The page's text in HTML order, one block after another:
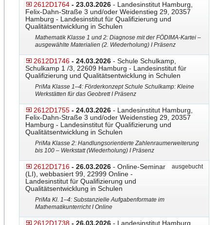
2612D1764 - 23.03.2026 - Landesinstitut Hamburg,
Felix-Dahn-Straße 3 und/oder Weidenstieg 29, 20357
Hamburg - Landesinstitut für Qualifizierung und
Qualitätsentwicklung in Schulen
Mathematik Klasse 1 und 2: Diagnose mit der FÖDIMA-Kartei –
ausgewählte Materialien (2. Wiederholung) I Präsenz
2612D1746 - 24.03.2026 - Schule Schulkamp,
Schulkamp 1 /3, 22609 Hamburg - Landesinstitut für
Qualifizierung und Qualitätsentwicklung in Schulen
PriMa Klasse 1–4: Förderkonzept Schule Schulkamp: Kleine
Werkstätten für das Geobrett I Präsenz
2612D1755 - 24.03.2026 - Landesinstitut Hamburg,
Felix-Dahn-Straße 3 und/oder Weidenstieg 29, 20357
Hamburg - Landesinstitut für Qualifizierung und
Qualitätsentwicklung in Schulen
PriMa Klasse 2: Handlungsorientierte Zahlenraumerweiterung
bis 100 – Werkstatt (Wiederholung) I Präsenz
2612D1716 - 26.03.2026 - Online-Seminar
(LI), webbasiert 99, 22999 Online -
Landesinstitut für Qualifizierung und
Qualitätsentwicklung in Schulen
ausgebucht
PriMa Kl. 1–4: Substanzielle Aufgabenformate im
Mathematikunterricht I Online
2612D1738 - 26.03.2026 - Landesinstitut Hamburg,